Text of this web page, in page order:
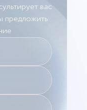
вас
предложить